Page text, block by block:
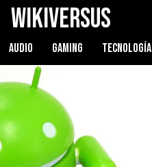
WikiVersus
AUDIO GAMING TECNOLOGÍA